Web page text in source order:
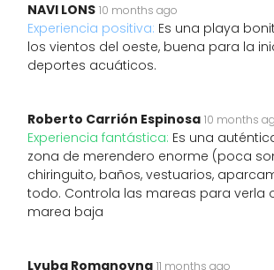
NAVI LONS 10 months ago
Experiencia positiva: Es una playa
los vientos del oeste, buena para la
deportes acuáticos.
Roberto Carrión Espinosa 10 months
Experiencia fantástica: Es una
zona de merendero enorme (poca
chiringuito, baños, vestuarios,
todo. Controla las mareas para verla
marea baja
Lyuba Romanovna 11 months ago